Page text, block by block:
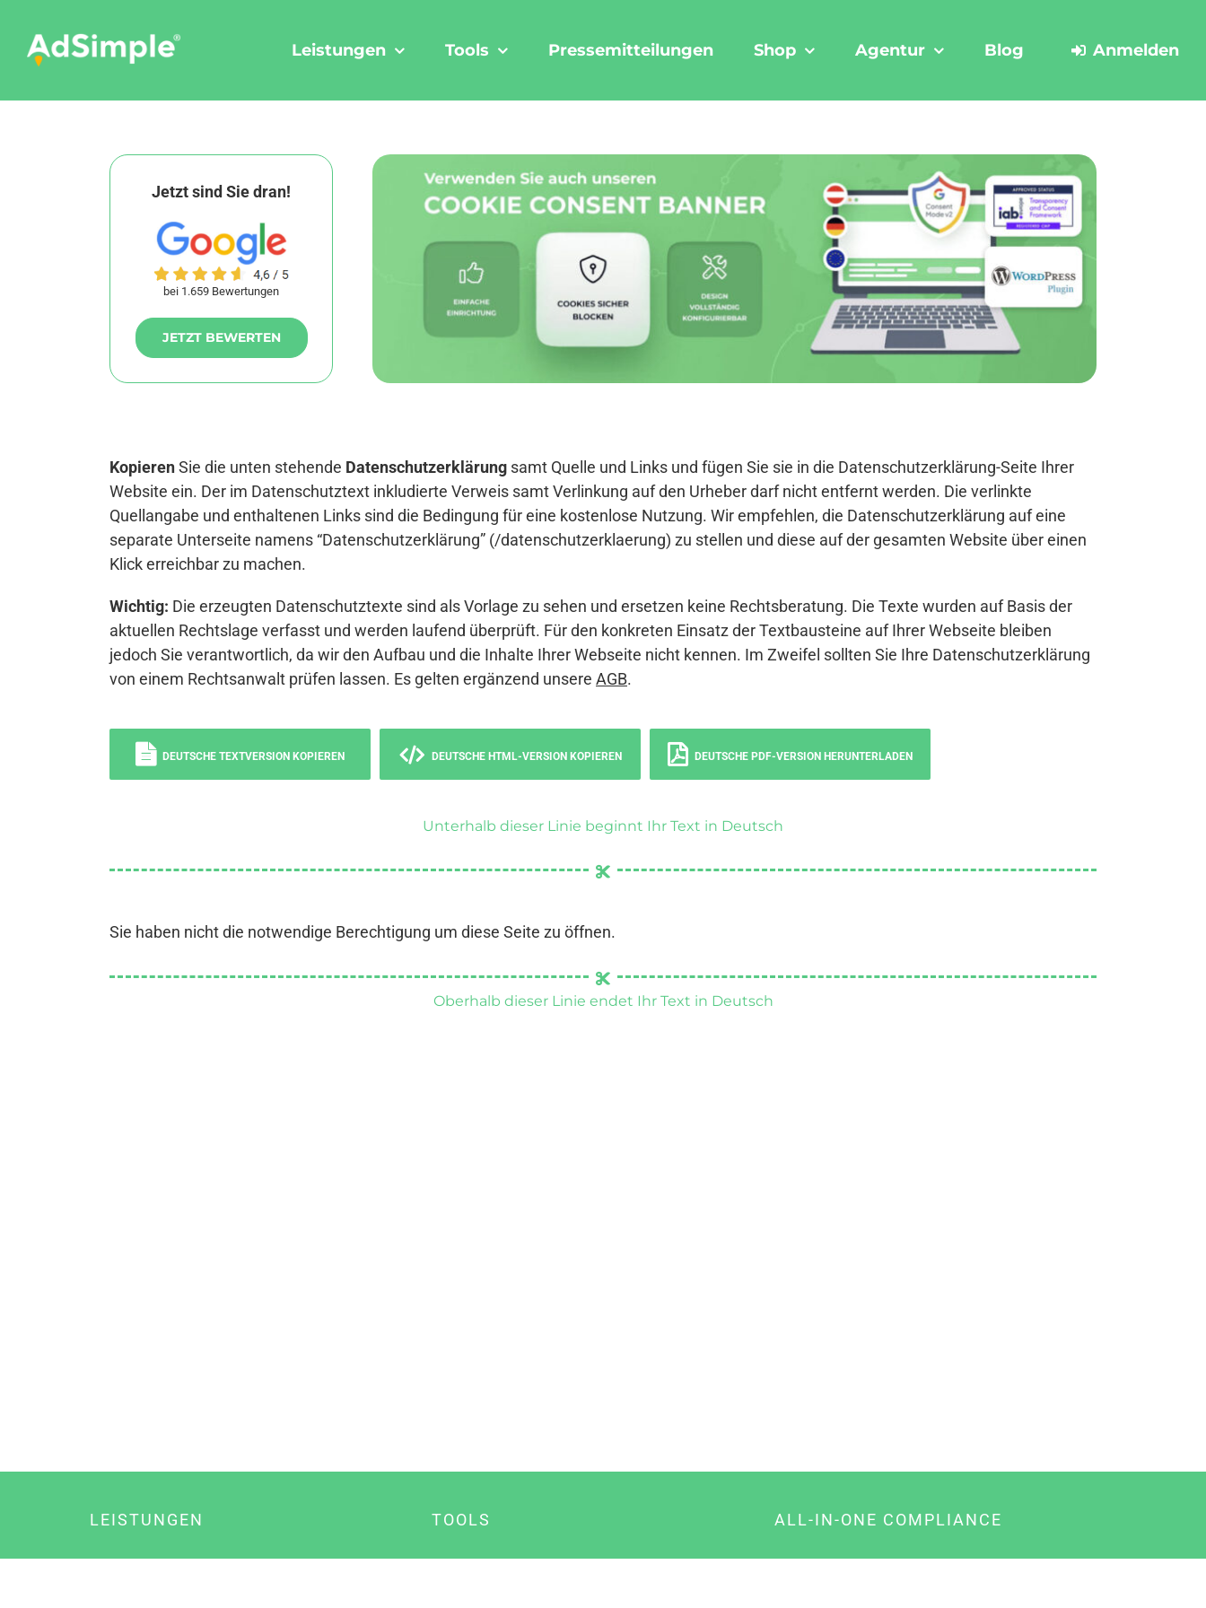
content
Leistungen Tools Pressemitteilungen Shop Agentur Blog Anmelden
Jetzt sind Sie dran!
bei 1.659 Bewertungen
JETZT BEWERTEN
KopierenSie die unten stehende Datenschutzerklärung samt Quelle und Links und fügen Sie sie in die Datenschutzerklärung-Seite Ihrer
Website ein. Der im Datenschutztext inkludierte Verweis samt Verlinkung auf den Urheber darf nicht entfernt werden. Die verlinkte
Quellangabe und enthaltenen Links sind die Bedingung für eine kostenlose Nutzung. Wir empfehlen, die Datenschutzerklärung auf eine
separate Unterseite namens “Datenschutzerklärung” (/datenschutzerklaerung) zu stellen und diese auf der gesamten Website über einen
Klick erreichbar zu machen.
Wichtig: Die erzeugten Datenschutztexte sind als Vorlage zu sehen und ersetzen keine Rechtsberatung. Die Texte wurden auf Basis der
aktuellen Rechtslage verfasst und werden laufend überprüft. Für den konkreten Einsatz der Textbausteine auf Ihrer Webseite bleiben
jedoch Sie verantwortlich, da wir den Aufbau und die Inhalte Ihrer Webseite nicht kennen. Im Zweifel sollten Sie Ihre Datenschutzerklärung
von einem Rechtsanwalt prüfen lassen. Es gelten ergänzend unsere AGB.
DEUTSCHE TEXTVERSION KOPIEREN DEUTSCHE HTML-VERSION KOPIEREN DEUTSCHE PDF-VERSION HERUNTERLADEN
Unterhalb dieser Linie beginnt Ihr Text in Deutsch
Sie haben nicht die notwendige Berechtigung um diese Seite zu öffnen.
Oberhalb dieser Linie endet Ihr Text in Deutsch
LEISTUNGEN TOOLS ALL-IN-ONE COMPLIANCE